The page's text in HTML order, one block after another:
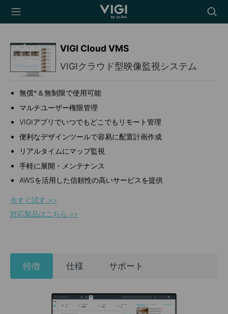
TP-Link, Reliably
icon
VIGI Cloud VMS
VIGIクラウド型映像監視システム
無償*＆無制限で使用可能
マルチユーザー権限管理
VIGIアプリでいつでもどこでもリモート管理
便利なデザインツールで容易に配置計画作成
リアルタイムにマップ監視
手軽に展開・メンテナンス
AWSを活用した信頼性の高いサービスを提供
今すぐ試す >​>​
対応製品はこちら >​>​
特徴 仕様 サポート